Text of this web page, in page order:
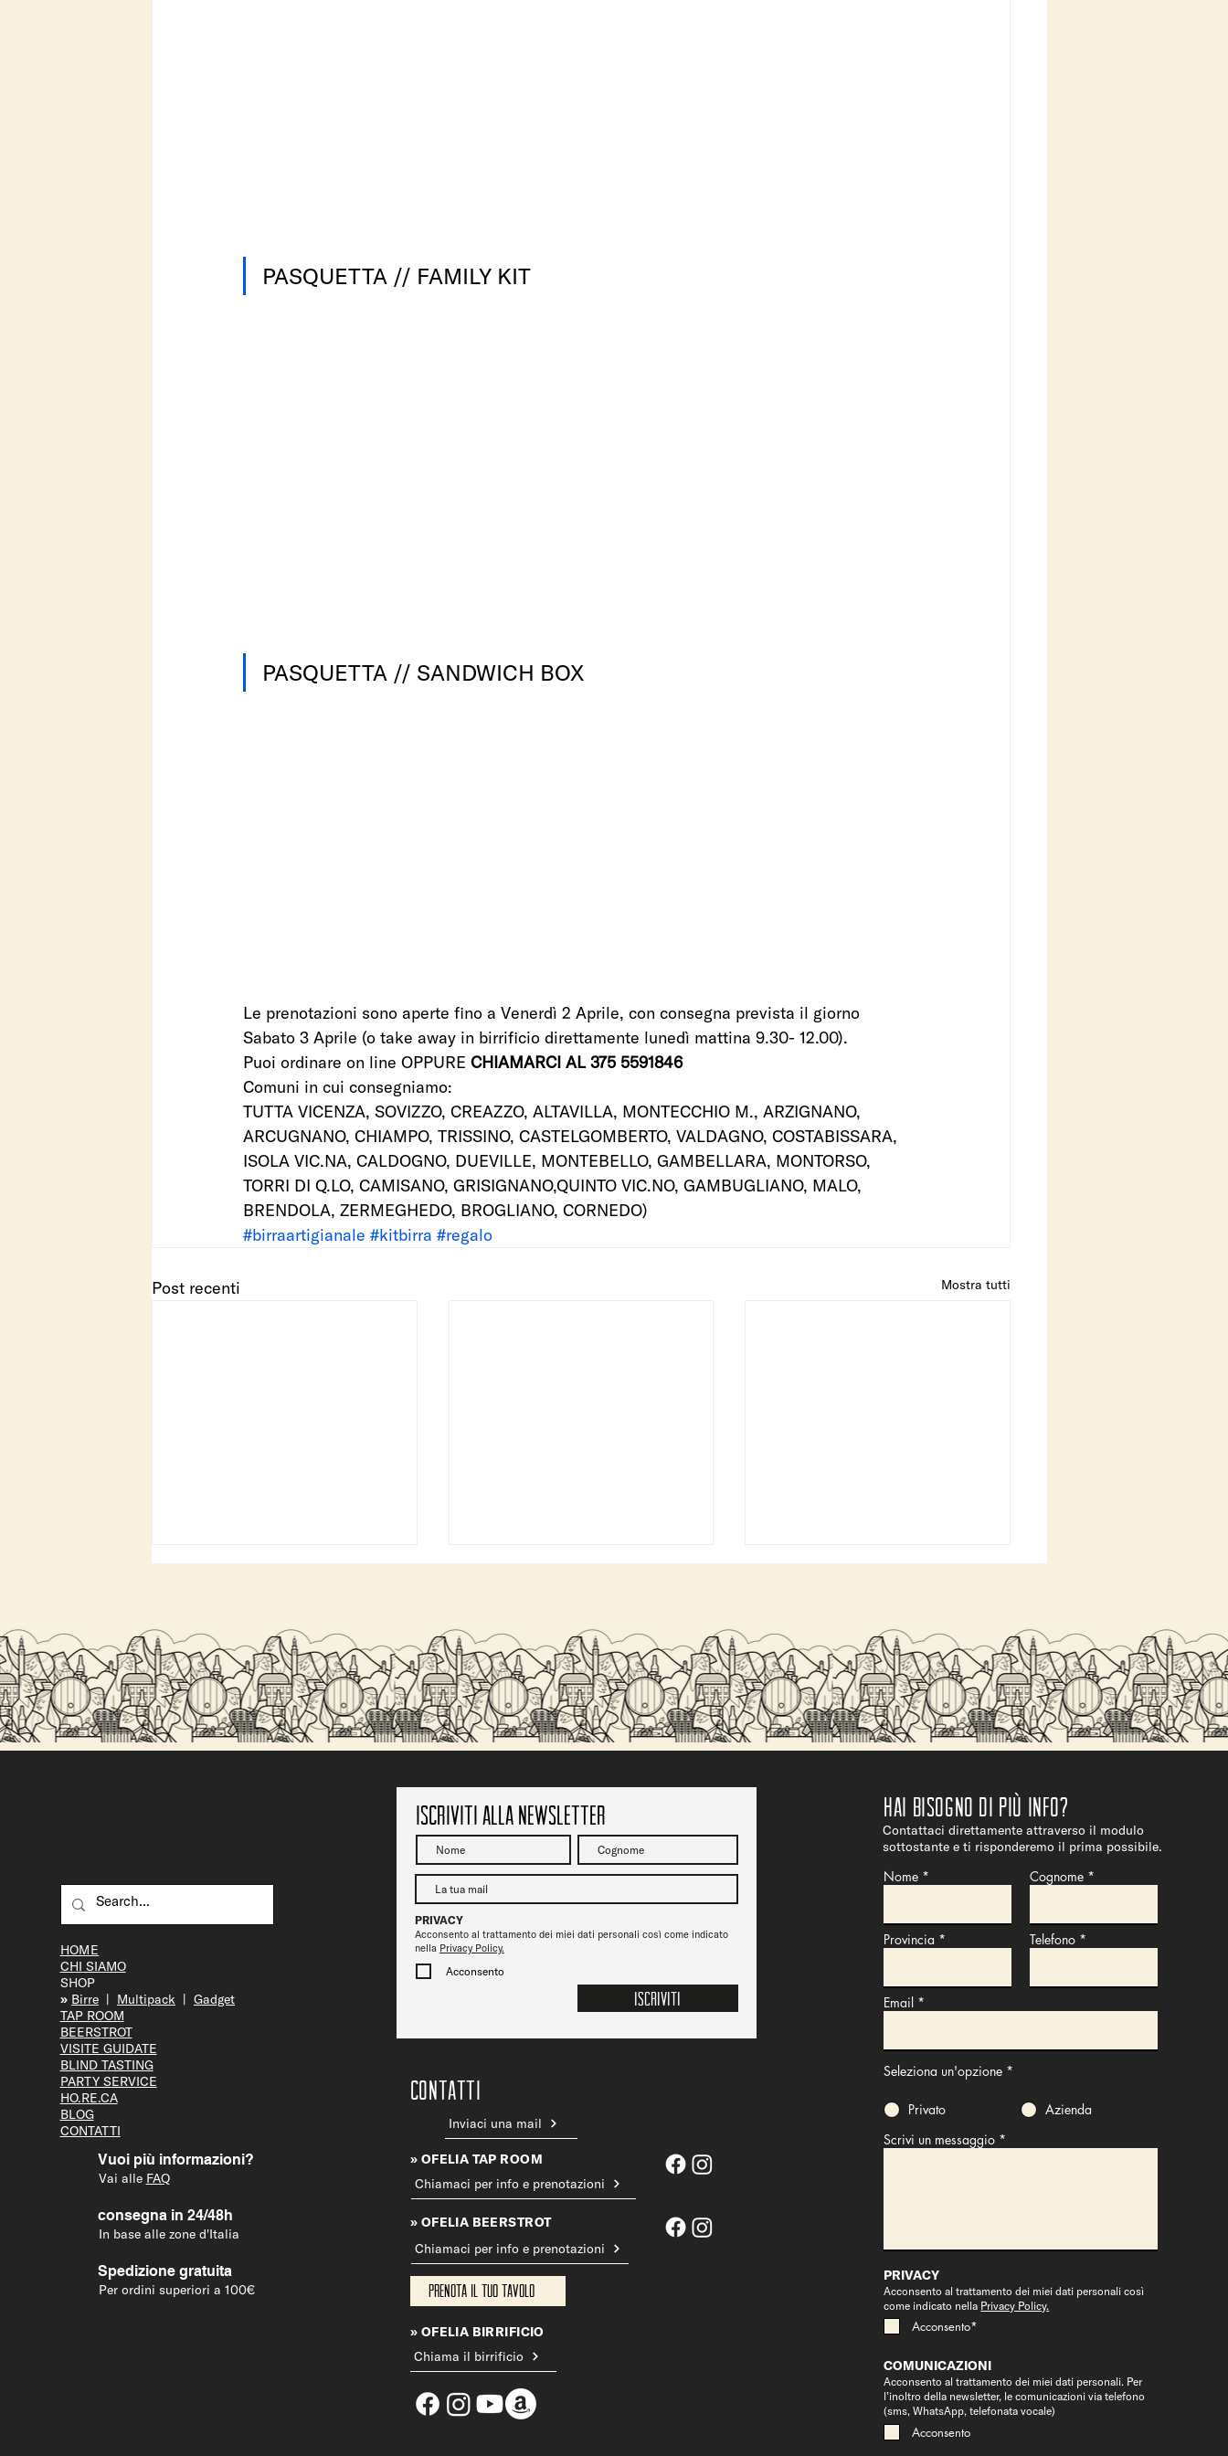
PASQUETTA // FAMILY KIT
PASQUETTA // SANDWICH BOX
Le prenotazioni sono aperte fino a Venerdì 2 Aprile, con consegna prevista il giorno
Sabato 3 Aprile (o take away in birrificio direttamente lunedì mattina 9.30- 12.00).
Puoi ordinare on line OPPURE CHIAMARCI AL 375 5591846
Comuni in cui consegniamo:
TUTTA VICENZA, SOVIZZO, CREAZZO, ALTAVILLA, MONTECCHIO M., ARZIGNANO,
ARCUGNANO, CHIAMPO, TRISSINO, CASTELGOMBERTO, VALDAGNO, COSTABISSARA,
ISOLA VIC.NA, CALDOGNO, DUEVILLE, MONTEBELLO, GAMBELLARA, MONTORSO,
TORRI DI Q.LO, CAMISANO, GRISIGNANO,QUINTO VIC.NO, GAMBUGLIANO, MALO,
BRENDOLA, ZERMEGHEDO, BROGLIANO, CORNEDO)
#birraartigianale #kitbirra #regalo
Post recenti Mostra tutti
Perché la birra artigianale è migliore della
birra industriale?
Vicenza Jazz fa tappa da Ofelia Beerstrot: due
serate tra musica, birra e città
SALITA DEL COSTO
HOME
CHI SIAMO
SHOP
» Birre Multipack
Gadget
TAP ROOM
BEERSTROT
VISITE GUIDATE
BLIND TASTING
PARTY SERVICE
HO.RE.CA
BLOG
CONTATTI
Vuoi più informazioni?
Vai alle FAQ
consegna in 24/48h
In base alle zone d'Italia
Spedizione gratuita
Per ordini superiori a 100€
Iscriviti alla newsletter
PRIVACY
Acconsento al trattamento dei miei dati personali così come indicato
nella Privacy Policy.
Acconsento
Iscriviti
CONTATTi
Inviaci una mail
» OFELIA TAP ROOM
Chiamaci per info e prenotazioni
» OFELIA BEERSTROT
Chiamaci per info e prenotazioni
Prenota il tuo tavolo
» OFELIA BIRRIFICIO
Chiama il birrificio
Hai bisogno di più info?
Contattaci direttamente attraverso il modulo
sottostante e ti risponderemo il prima possibile.
Nome
Provincia
Cognome
Telefono
Email
Seleziona un'opzione *
Privato
Azienda
Scrivi un messaggio
PRIVACY
Acconsento al trattamento dei miei dati personali così
come indicato nella Privacy Policy.
Acconsento*
COMUNICAZIONI
Acconsento al trattamento dei miei dati personali. Per
l’inoltro della newsletter, le comunicazioni via telefono
(sms, WhatsApp, telefonata vocale)
Acconsento